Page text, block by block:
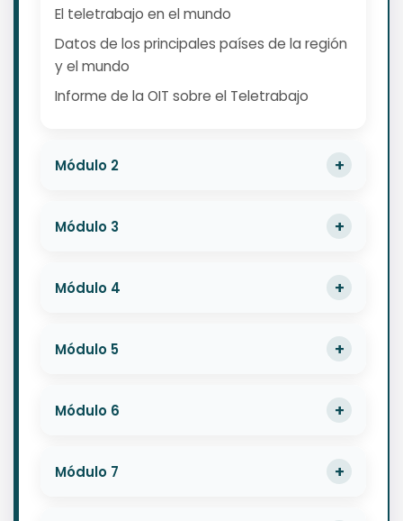
El teletrabajo en el mundo
Datos de los principales países de la región
y el mundo
Informe de la OIT sobre el Teletrabajo
Módulo 2
Módulo 3
Módulo 4
Módulo 5
Módulo 6
Módulo 7